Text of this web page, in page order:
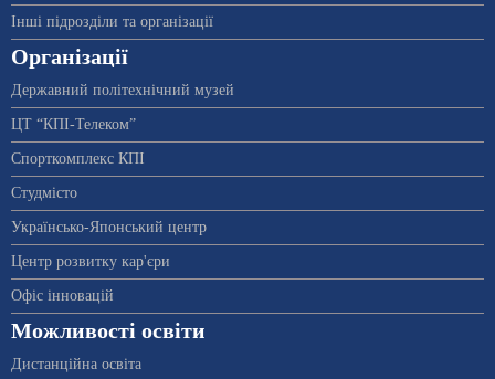
Інші підрозділи та організації
Організації
Державний політехнічний музей
ЦТ “КПІ-Телеком”
Спорткомплекс КПІ
Студмісто
Українсько-Японський центр
Центр розвитку кар'єри
Офіс інновацій
Можливості освіти
Дистанційна освіта